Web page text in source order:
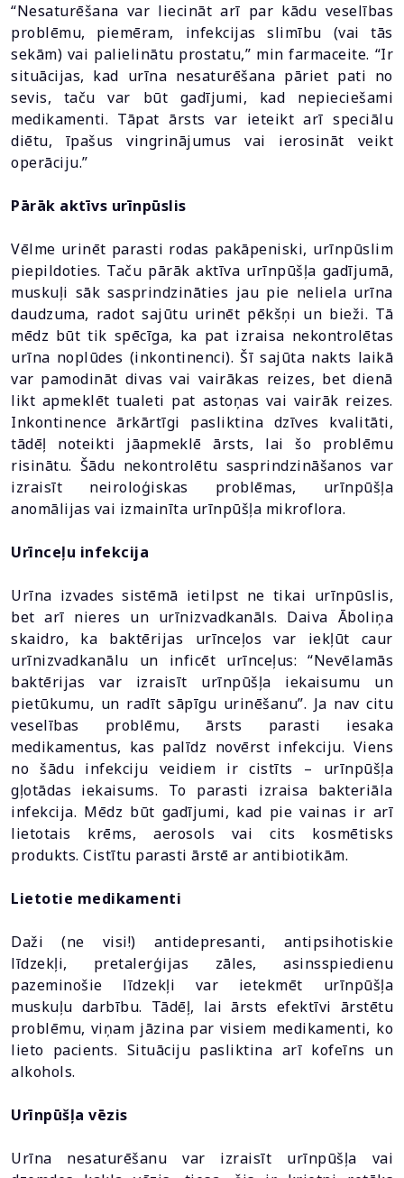
“Nesaturēšana var liecināt arī par kādu veselības
problēmu, piemēram, infekcijas slimību (vai tās
sekām) vai palielinātu prostatu,” min farmaceite. “Ir
situācijas, kad urīna nesaturēšana pāriet pati no
sevis, taču var būt gadījumi, kad nepieciešami
medikamenti. Tāpat ārsts var ieteikt arī speciālu
diētu, īpašus vingrinājumus vai ierosināt veikt
operāciju.”
Pārāk aktīvs urīnpūslis
Vēlme urinēt parasti rodas pakāpeniski, urīnpūslim
piepildoties. Taču pārāk aktīva urīnpūšļa gadījumā,
muskuļi sāk sasprindzināties jau pie neliela urīna
daudzuma, radot sajūtu urinēt pēkšņi un bieži. Tā
mēdz būt tik spēcīga, ka pat izraisa nekontrolētas
urīna noplūdes (inkontinenci). Šī sajūta nakts laikā
var pamodināt divas vai vairākas reizes, bet dienā
likt apmeklēt tualeti pat astoņas vai vairāk reizes.
Inkontinence ārkārtīgi pasliktina dzīves kvalitāti,
tādēļ noteikti jāapmeklē ārsts, lai šo problēmu
risinātu. Šādu nekontrolētu sasprindzināšanos var
izraisīt neiroloģiskas problēmas, urīnpūšļa
anomālijas vai izmainīta urīnpūšļa mikroflora.
Urīnceļu infekcija
Urīna izvades sistēmā ietilpst ne tikai urīnpūslis,
bet arī nieres un urīnizvadkanāls. Daiva Āboliņa
skaidro, ka baktērijas urīnceļos var iekļūt caur
urīnizvadkanālu un inficēt urīnceļus: “Nevēlamās
baktērijas var izraisīt urīnpūšļa iekaisumu un
pietūkumu, un radīt sāpīgu urinēšanu”. Ja nav citu
veselības problēmu, ārsts parasti iesaka
medikamentus, kas palīdz novērst infekciju. Viens
no šādu infekciju veidiem ir cistīts – urīnpūšļa
gļotādas iekaisums. To parasti izraisa bakteriāla
infekcija. Mēdz būt gadījumi, kad pie vainas ir arī
lietotais krēms, aerosols vai cits kosmētisks
produkts. Cistītu parasti ārstē ar antibiotikām.
Lietotie medikamenti
Daži (ne visi!) antidepresanti, antipsihotiskie
līdzekļi, pretalerģijas zāles, asinsspiedienu
pazeminošie līdzekļi var ietekmēt urīnpūšļa
muskuļu darbību. Tādēļ, lai ārsts efektīvi ārstētu
problēmu, viņam jāzina par visiem medikamenti, ko
lieto pacients. Situāciju pasliktina arī kofeīns un
alkohols.
Urīnpūšļa vēzis
Urīna nesaturēšanu var izraisīt urīnpūšļa vai